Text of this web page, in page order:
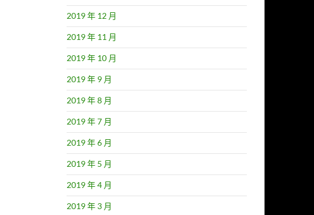
2019 年 12 月
2019 年 11 月
2019 年 10 月
2019 年 9 月
2019 年 8 月
2019 年 7 月
2019 年 6 月
2019 年 5 月
2019 年 4 月
2019 年 3 月